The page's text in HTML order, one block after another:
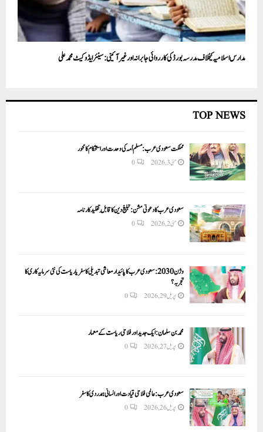
مدارس اسلامیہ کیخلاف مد ر سہ بورڈ کی کارروائی جابرانہ اور غیر آئینی: سینئر ایڈوکیٹ محمد علی
TOP NEWS
مملکت سعودی عرب: مسلم اُمہ کی وحدت اور استحکام کا محور
مئی 3, 2026 0
سعودی عرب کا دعوتی مشن: تبلیغ دین کا قابلِ تقلید کارنامہ
مئی 2, 2026 0
وژن 2030:سعودی عرب کا پائیدار معاشی تبدیلی کا سفر یا ریاست کی نئی سرمایہ کاری کا
تجربہ؟
اپریل 29, 2026 0
محمد بن سلمان: ایک جدید اور فلاحی ریاست کے معمار
اپریل 27, 2026 0
سعودی عرب: عالمی فلاحی قیادت اور انسانی ہمدردی کا سفر
اپریل 26, 2026 0